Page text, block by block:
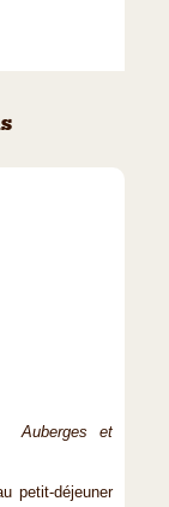
Auberges et
petit-déjeuner